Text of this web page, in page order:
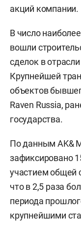
акций компании.
В число
вошли
сделок в
Крупнейшей
объектов
Raven Russia,
государства.
По данным AK&
зафиксировано
участием общей
что в 2,5 раза
периода
крупнейшими